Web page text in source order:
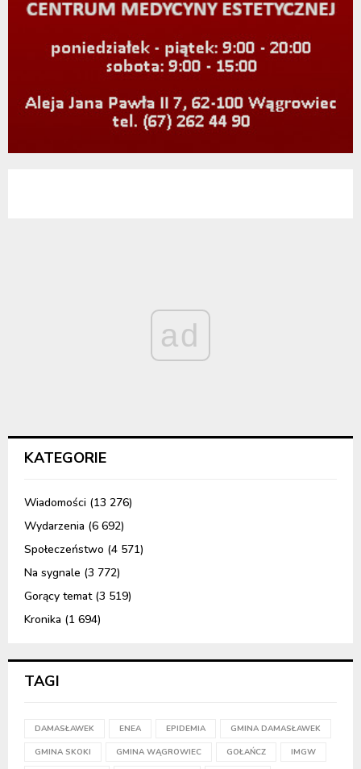
ad
KATEGORIE
Wiadomości (13 276)
Wydarzenia (6 692)
Społeczeństwo (4 571)
Na sygnale (3 772)
Gorący temat(3 519)
Kronika (1 694)
TAGI
DAMASŁAWEK ENEA EPIDEMIA GMINA DAMASŁAWEK
GMINA SKOKI GMINA WĄGROWIEC GOŁAŃCZ IMGW